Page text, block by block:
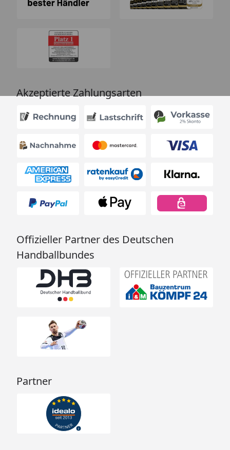
Akzeptierte Zahlungsarten
Offizieller Partner des Deutschen
Handballbundes
Partner